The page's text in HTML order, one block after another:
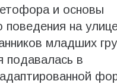
и основы
поведения на
младших
подавалась в